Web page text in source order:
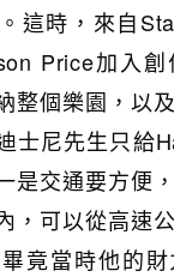
這時，來自
Price加入
整個樂園，以
士尼先生只給
是交通要方便
，可以從高速
竟當時他的